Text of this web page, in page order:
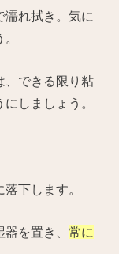
濡れ拭き。気に
、できる限り粘
しましょう。
下します。
器を置き、常に